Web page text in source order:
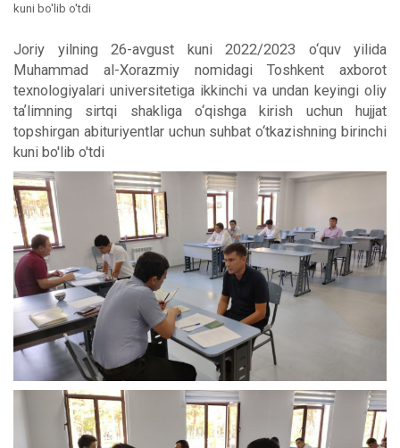
kuni bo'lib o'tdi
Joriy yilning 26-avgust kuni 2022/2023 o‘quv yilida
Muhammad al-Xorazmiy nomidagi Toshkent axborot
texnologiyalari universitetiga ikkinchi va undan keyingi oliy
taʼlimning sirtqi shakliga o‘qishga kirish uchun hujjat
topshirgan abituriyentlar uchun suhbat o‘tkazishning birinchi
kuni bo'lib o'tdi